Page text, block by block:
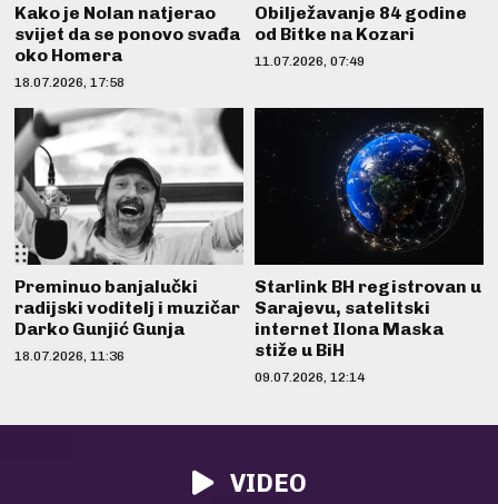
Kako je Nolan natjerao
svijet da se ponovo svađa
oko Homera
18.07.2026, 17:58
Obilježavanje 84 godine
od Bitke na Kozari
11.07.2026, 07:49
Preminuo banjalučki
radijski voditelj i muzičar
Darko Gunjić Gunja
18.07.2026, 11:36
Starlink BH registrovan u
Sarajevu, satelitski
internet Ilona Maska
stiže u BiH
09.07.2026, 12:14
VIDEO